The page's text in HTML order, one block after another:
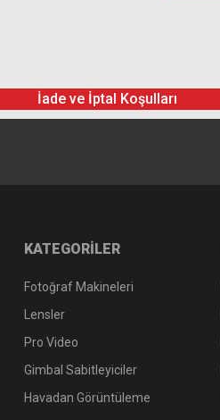
İade ve İptal Koşulları
KATEGORİLER
Fotoğraf Makineleri
Lensler
Pro Video
Gimbal Sabitleyiciler
Havadan Görüntüleme